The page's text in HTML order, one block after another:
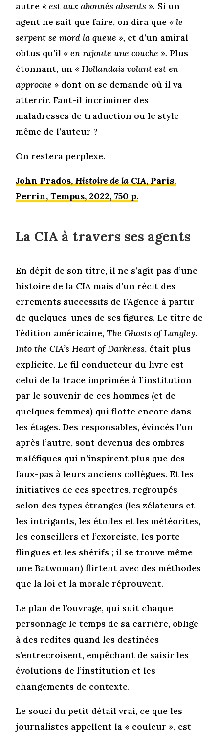
autre« est aux abonnés absents ». Si un
agent ne sait que faire, on dira que« le
serpent se mord la queue », et d’un amiral
obtus qu’il« en rajoute une couche ». Plus
étonnant, un« Hollandais volant est en
approche » dont on se demande où il va
atterrir. Faut-il incriminer des
maladresses de traduction ou le style
même de l’auteur ?
On restera perplexe.
John Prados,Histoire de la CIA, Paris,
Perrin, Tempus, 2022, 750 p.
La CIA à travers ses agents
En dépit de son titre, il ne s’agit pas d’une
histoire de la CIA mais d’un récit des
errements successifs de l’Agence à partir
de quelques-unes de ses figures. Le titre de
l’édition américaine,The Ghosts of Langley.
Into the CIA’s Heart of Darkness, était plus
explicite. Le fil conducteur du livre est
celui de la trace imprimée à l’institution
par le souvenir de ces hommes (et de
quelques femmes) qui flotte encore dans
les étages. Des responsables, évincés l’un
après l’autre, sont devenus des ombres
maléfiques qui n’inspirent plus que des
faux-pas à leurs anciens collègues. Et les
initiatives de ces spectres, regroupés
selon des types étranges (les zélateurs et
les intrigants, les étoiles et les météorites,
les conseillers et l’exorciste, les porte-
flingues et les shérifs ; il se trouve même
une Batwoman) flirtent avec des méthodes
que la loi et la morale réprouvent.
Le plan de l’ouvrage, qui suit chaque
personnage le temps de sa carrière, oblige
à des redites quand les destinées
s’entrecroisent, empêchant de saisir les
évolutions de l’institution et les
changements de contexte.
Le souci du petit détail vrai, ce que les
journalistes appellent la « couleur », est